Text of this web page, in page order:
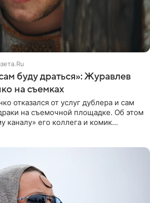
буду драться»: Журавлев
на съемках
отказался от услуг дублера и сам
на съемочной площадке. Об этом
каналу» его коллега и комик